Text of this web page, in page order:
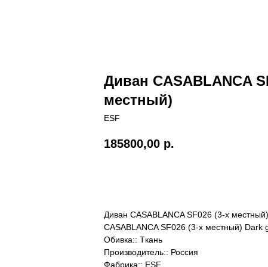
Диван CASABLANCA
местный)
ESF
185800,00 р.
Диван CASABLANCA SF026 (3-х
CASABLANCA SF026 (3-х местный) Dark
Обивка:: Tкань
Производитель:: Россия
Фабрика:: ESF